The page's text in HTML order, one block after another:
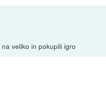
veliko in pokupili igro